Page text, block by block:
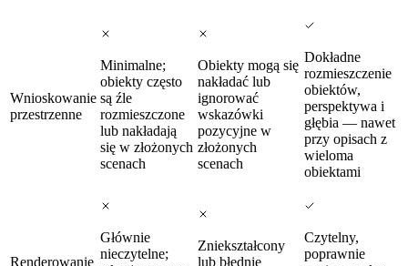
Wnioskowanie
przestrzenne
Minimalne;
obiekty często
są źle
rozmieszczone
lub nakładają
się w złożonych
scenach
Obiekty mogą się
nakładać lub
ignorować
wskazówki
pozycyjne w
złożonych
scenach
Dokładne
rozmieszczenie
obiektów,
perspektywa i
głębia — nawet
przy opisach z
wieloma
obiektami
Renderowanie
Głównie
nieczytelne;
Zniekształcony
lub błędnie
Czytelny,
poprawnie